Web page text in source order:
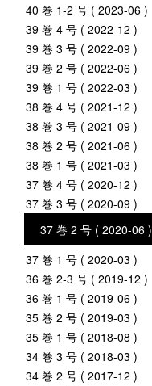
40 巻 1-2 号 ( 2023-06 )
39 巻 4 号 ( 2022-12 )
39 巻 3 号 ( 2022-09 )
39 巻 2 号 ( 2022-06 )
39 巻 1 号 ( 2022-03 )
38 巻 4 号 ( 2021-12 )
38 巻 3 号 ( 2021-09 )
38 巻 2 号 ( 2021-06 )
38 巻 1 号 ( 2021-03 )
37 巻 4 号 ( 2020-12 )
37 巻 3 号 ( 2020-09 )
37 巻 2 号 ( 2020-06 )
37 巻 1 号 ( 2020-03 )
36 巻 2-3 号 ( 2019-12 )
36 巻 1 号 ( 2019-06 )
35 巻 2 号 ( 2019-03 )
35 巻 1 号 ( 2018-08 )
34 巻 3 号 ( 2018-03 )
34 巻 2 号 ( 2017-12 )